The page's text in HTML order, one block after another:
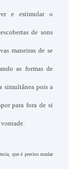
e estimular o
de sons
maneiras de se
as formas de
simultânea pois a
para fora de si
que é preciso mudar